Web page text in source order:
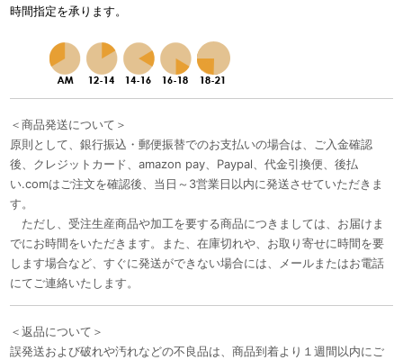
時間指定を承ります。
＜商品発送について＞
原則として、銀行振込・郵便振替でのお支払いの場合は、ご入金確認
後、クレジットカード、amazon pay、Paypal、代金引換便、後払
い.comはご注文を確認後、当日～3営業日以内に発送させていただきま
す。
ただし、受注生産商品や加工を要する商品につきましては、お届けま
でにお時間をいただきます。また、在庫切れや、お取り寄せに時間を要
します場合など、すぐに発送ができない場合には、メールまたはお電話
にてご連絡いたします。
＜返品について＞
誤発送および破れや汚れなどの不良品は、商品到着より１週間以内にご